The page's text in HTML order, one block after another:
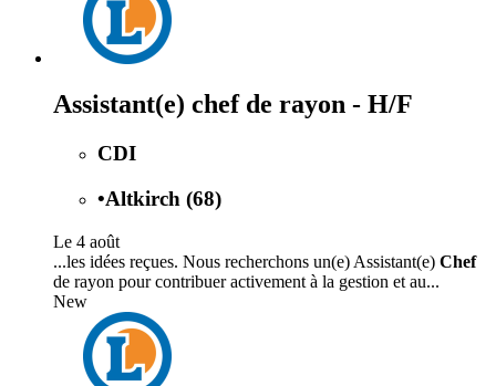
Assistant(e) chef de rayon - H/F
CDI
•Altkirch (68)
Le 4 août
...les idées reçues. Nous recherchons un(e) Assistant(e) Chef
de rayon pour contribuer activement à la gestion et au...
New